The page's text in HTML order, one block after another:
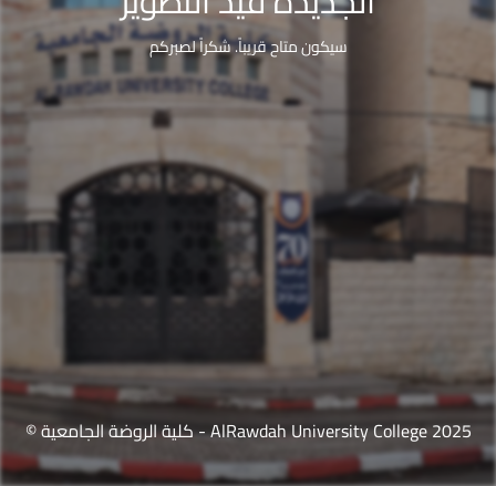
سيكون متاح قريباً. شكراً لصبركم
© كلية الروضة الجامعية - AlRawdah University College 2025